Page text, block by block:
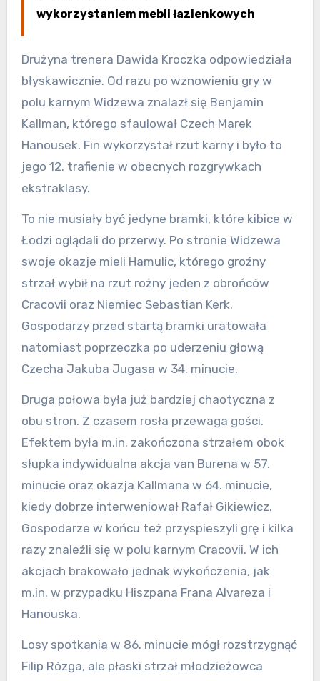
wykorzystaniem mebli łazienkowych
Drużyna trenera Dawida Kroczka odpowiedziała
błyskawicznie. Od razu po wznowieniu gry w
polu karnym Widzewa znalazł się Benjamin
Kallman, którego sfaulował Czech Marek
Hanousek. Fin wykorzystał rzut karny i było to
jego 12. trafienie w obecnych rozgrywkach
ekstraklasy.
To nie musiały być jedyne bramki, które kibice w
Łodzi oglądali do przerwy. Po stronie Widzewa
swoje okazje mieli Hamulic, którego groźny
strzał wybił na rzut rożny jeden z obrońców
Cracovii oraz Niemiec Sebastian Kerk.
Gospodarzy przed startą bramki uratowała
natomiast poprzeczka po uderzeniu głową
Czecha Jakuba Jugasa w 34. minucie.
Druga połowa była już bardziej chaotyczna z
obu stron. Z czasem rosła przewaga gości.
Efektem była m.in. zakończona strzałem obok
słupka indywidualna akcja van Burena w 57.
minucie oraz okazja Kallmana w 64. minucie,
kiedy dobrze interweniował Rafał Gikiewicz.
Gospodarze w końcu też przyspieszyli grę i kilka
razy znaleźli się w polu karnym Cracovii. W ich
akcjach brakowało jednak wykończenia, jak
m.in. w przypadku Hiszpana Frana Alvareza i
Hanouska.
Losy spotkania w 86. minucie mógł rozstrzygnąć
Filip Rózga, ale płaski strzał młodzieżowca